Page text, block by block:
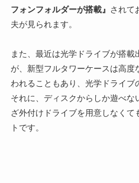
フォンフォルダーが搭載』 されて
夫が見られます。
また、最近は光学ドライブが搭
が、新型フルタワーケースは高度
われることもあり、光学ドライブ
それに、ディスクからしか遊べ
ざ外付けドライブを用意しなく
トです。